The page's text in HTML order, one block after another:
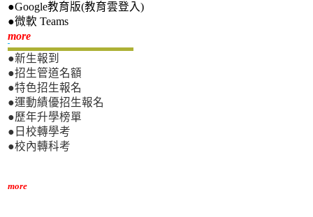
●Google教育版(教育雲登入)
●微軟 Teams
more新生專區
●新生報到
●招生管道名額
●特色招生報名
●運動績優招生報名
●歷年升學榜單
●日校轉學考
●校內轉科考
more